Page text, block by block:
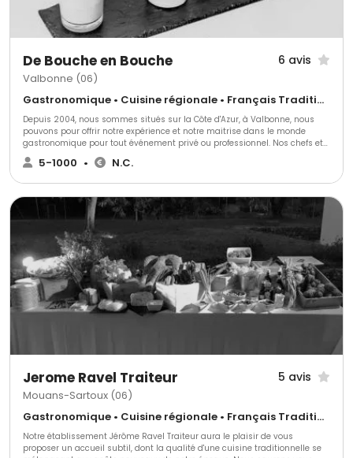
De Bouche en Bouche 6 avis
Valbonne (06)
Gastronomique • Cuisine régionale • Français Traditionnel
Depuis 2004, nous sommes situés sur la Côte d'Azur, à Valbonne, nous
pouvons pour offrir notre expérience et notre maitrise dans le monde
gastronomique pour tout événement privé ou professionnel. Nos chefs et
notre équipe sont à votre disposition pour réaliser vos plats aux couleurs
de la Méditerranée avec nos produits saisonniers locaux et d’exceptions.
5-1000 • N.C.
Jerome Ravel Traiteur 5 avis
Mouans-Sartoux (06)
Gastronomique • Cuisine régionale • Français Traditionnel
Notre établissement Jérôme Ravel Traiteur aura le plaisir de vous
proposer un accueil subtil, dont la qualité d'une cuisine traditionnelle se